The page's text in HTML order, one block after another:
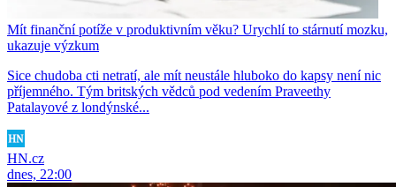
Mít finanční potíže v produktivním věku? Urychlí to stárnutí mozku,
ukazuje výzkum
Sice chudoba cti netratí, ale mít neustále hluboko do kapsy není nic
příjemného. Tým britských vědců pod vedením Praveethy
Patalayové z londýnské...
HN.cz
dnes, 22:00